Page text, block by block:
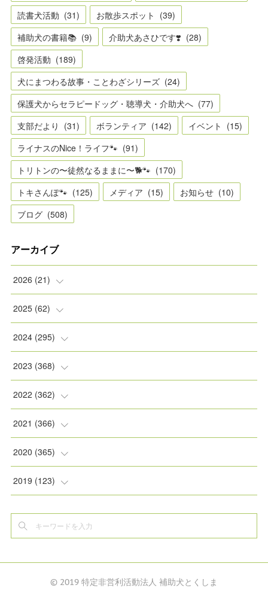
読書犬活動 (31) お散歩スポット (39)
補助犬の書籍📚 (9) 介助犬あさひです❣️ (28)
啓発活動 (189)
犬にまつわる故事・ことわざシリーズ (24)
保護犬からセラピードッグ・聴導犬・介助犬へ (77)
支部だより (31) ボランティア (142) イベント (15)
ライナスのNice！ライフ🐾 (91)
トリトンの〜徒然なるままに〜🐕🐾 (170)
トキさんぽ🐾 (125) メディア (15) お知らせ (10)
ブログ (508)
アーカイブ
2026 (21)
(2)
(2)
(2)
(5)
( 3 )
2025 (62)
(8)
(5)
(9)
(1)
( 1)
(6)
)
2024 (295)
(8)
(11)
(11)
(22)
( 31)
(30)
29)
2023 (368)
(31)
(30)
(31)
(30)
)
32)
2022 (362)
(30)
(30)
(30)
)
(31)
30)
2021 (366)
(31)
(30)
(31)
31)
2020 (365)
(31)
(31)
(30)
2019 (123)
(35)
(34)
© 2019 特定非営利活動法人 補助犬とくしま